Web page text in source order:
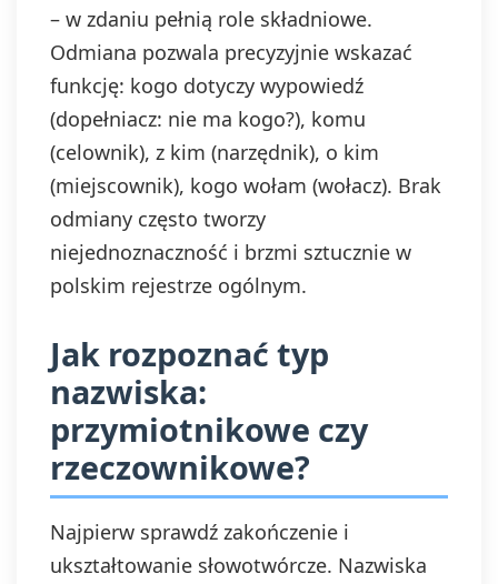
– w zdaniu pełnią role składniowe.
Odmiana pozwala precyzyjnie wskazać
funkcję: kogo dotyczy wypowiedź
(dopełniacz: nie ma kogo?), komu
(celownik), z kim (narzędnik), o kim
(miejscownik), kogo wołam (wołacz). Brak
odmiany często tworzy
niejednoznaczność i brzmi sztucznie w
polskim rejestrze ogólnym.
Jak rozpoznać typ
nazwiska:
przymiotnikowe czy
rzeczownikowe?
Najpierw sprawdź zakończenie i
ukształtowanie słowotwórcze. Nazwiska